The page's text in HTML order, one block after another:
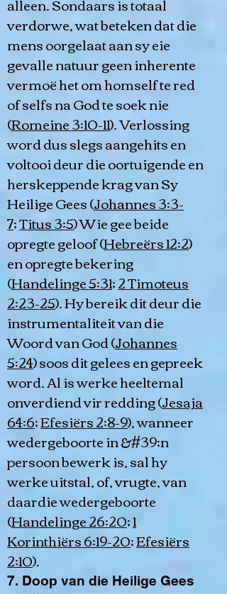
verdorwe, wat beteken dat die
mens oorgelaat aan sy eie
gevalle natuur geen inherente
vermoë het om homself te red
of selfs na God te soek nie
(Romeine 3:10-11). Verlossing
word dus slegs aangehits en
voltooi deur die oortuigende en
herskeppende krag van Sy
Heilige Gees (Johannes 3:3-
7;Titus 3:5) Wie gee beide
opregte geloof (Hebreërs 12:2)
en opregte bekering
(Handelinge 5:31;2 Timoteus
2:23-25). Hy bereik dit deur die
instrumentaliteit van die
Woord van God (Johannes
5:24) soos dit gelees en gepreek
word. Al is werke heeltemal
onverdiend vir redding (Jesaja
64:6;Efesiërs 2:8-9), wanneer
wedergeboorte in &#39;n
persoon bewerk is, sal hy
werke uitstal, of, vrugte, van
daardie wedergeboorte
(Handelinge 26:20;1
Korinthiërs 6:19-20;Efesiërs
2:10).
7. Doop van die Heilige Gees